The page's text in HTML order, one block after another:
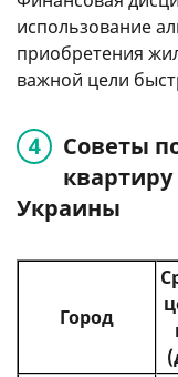
использование
приобретения
важной цели
Советы
Украины
Город